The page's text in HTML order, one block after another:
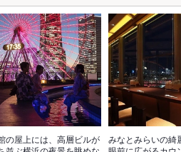
の屋上には、高層ビルが
みなとみらいの綺